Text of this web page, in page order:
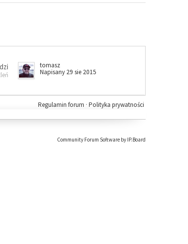
tomasz
Napisany 29 sie 2015
Polityka prywatności
Regulamin forum ·
Community Forum Software by IP.Board